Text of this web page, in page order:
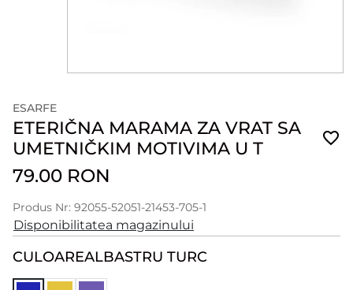
ESARFE
ETERIČNA MARAMA ZA VRAT SA
UMETNIČKIM MOTIVIMA U T
79.00 RON
Produs Nr: 92055-52051-21453-705-1
Disponibilitatea magazinului
CULOAREALBASTRU TURC